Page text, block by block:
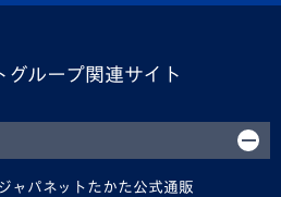
グループ関連サイト
ジャパネットたかた公式通販